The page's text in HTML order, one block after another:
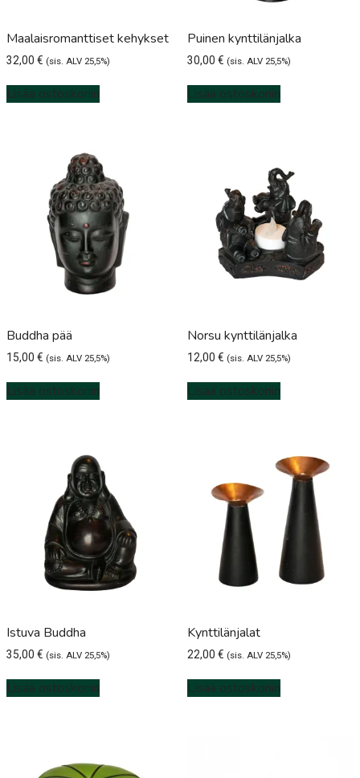
Maalaisromanttiset kehykset
32,00 € (sis. ALV 25,5%)
Lisää ostoskoriin
Puinen kynttilänjalka
30,00 € (sis. ALV 25,5%)
Lisää ostoskoriin
Buddha pää
15,00 € (sis. ALV 25,5%)
Lisää ostoskoriin
Norsu kynttilänjalka
12,00 € (sis. ALV 25,5%)
Lisää ostoskoriin
Istuva Buddha
35,00 € (sis. ALV 25,5%)
Lisää ostoskoriin
Kynttilänjalat
22,00 € (sis. ALV 25,5%)
Lisää ostoskoriin